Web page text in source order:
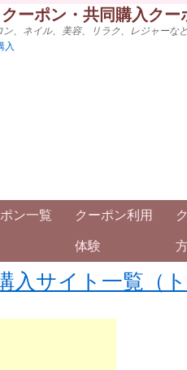
ーポン・共同購入ク
ン、ネイル、美容、リラク、レジャー
ン一覧 クーポン利用
体験
入サイト一覧（